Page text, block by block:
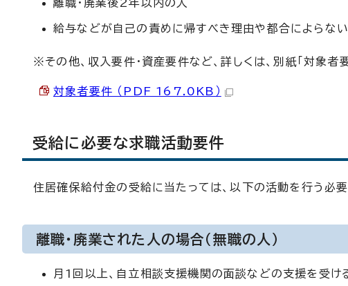
離職・廃業後2年以内の人
給与などが自己の責めに帰すべき理由や都合によらな
※その他、収入要件・資産要件など、詳しくは、別紙「対象者
対象者要件 （PDF 167.0KB）
受給に必要な求職活動要件
住居確保給付金の受給に当たっては、以下の活動を行う必要
離職・廃業された人の場合（無職の人）
月1回以上、自立相談支援機関の面談などの支援を受ける